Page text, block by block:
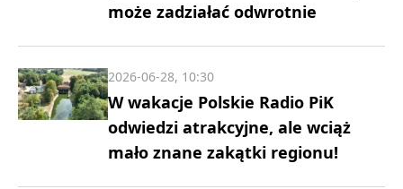
może zadziałać odwrotnie
W wakacje Polskie Radio PiK
odwiedzi atrakcyjne, ale wciąż
mało znane zakątki regionu!
2026-06-28, 10:30